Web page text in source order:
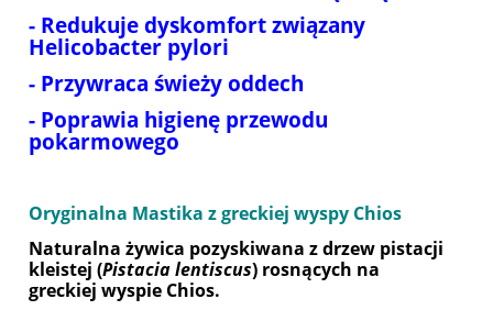
- Redukuje dyskomfort związany
Helicobacter pylori
- Przywraca świeży oddech
- Poprawia higienę przewodu
pokarmowego
Oryginalna Mastika z greckiej wyspy Chios
Naturalna żywica pozyskiwana z drzew pistacji
kleistej (Pistacia lentiscus) rosnących na
greckiej wyspie Chios.